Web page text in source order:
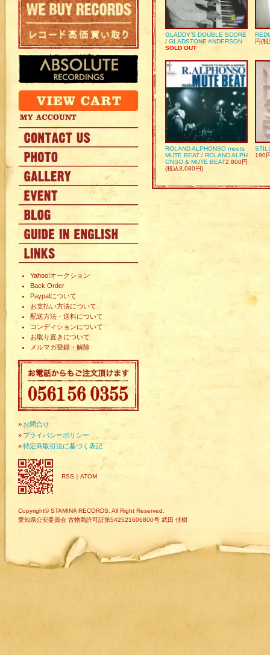
Yahoo!オークション
Back Order
Paypalについて
お支払い方法について
配送方法・送料について
コンディションについて
お取り置きについて
メルマガ登録・解除
» お問合せ
» プライバシーポリシー
»特定商取引法に基づく表記
RSS ｜ ATOM
GLADDY’S DOUBLE SCORE
/ GLADSTONE ANDERSON
SOLD OUT
円(
ROLAND ALPHONSO meets
MUTE BEAT / ROLAND ALPH
ONSO & MUTE BEAT2,800円
(税込3,080円)
190
Copyright© STAMINA RECORDS. All Right Reserved.
愛知県公安委員会 古物商許可証第542521606800号 武田 佳樹